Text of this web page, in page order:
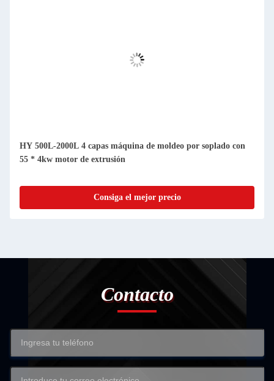
HY 500L-2000L 4 capas máquina de moldeo por soplado con
55 * 4kw motor de extrusión
Consiga el mejor precio
Contacto